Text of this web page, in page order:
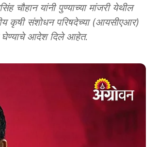
यांनी पुण्याच्या मांजरी येथील
कृषी संशोधन परिषदेच्या (आयसीएआर)
घेण्याचे आदेश दिले आहेत.